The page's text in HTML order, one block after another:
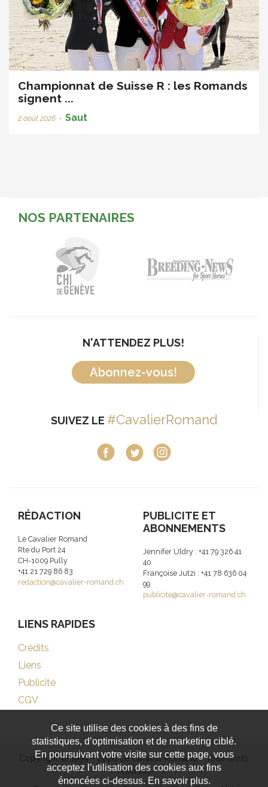
Championnat de Suisse R : les Romands
signent ...
2 août 2026 • Saut
NOS PARTENAIRES
N'ATTENDEZ PLUS!
Abonnez-vous!
SUIVEZ LE #CavalierRomand
RÉDACTION
Le Cavalier Romand
Rte du Port 24
CH-1009 Pully
+41 21 729 86 83
redaction@cavalier-romand.ch
PUBLICITE ET
ABONNEMENTS
Jennifer Uldry : +41 79 326 41
40
Françoise Jutzi : +41 78 636 04
99
publicite@cavalier-romand.ch
LIENS RAPIDES
Crédits
Liens
Publicité
CGV
Copyright © 1999 - 2026 Le Cavalier Romand - Tous droits
réservés
Ce site utilise des cookies à des fins de
statistiques, d’optimisation et de marketing ciblé.
En poursuivant votre visite sur cette page, vous
acceptez l’utilisation des cookies aux fins
énoncées ci-dessus. En savoir plus.